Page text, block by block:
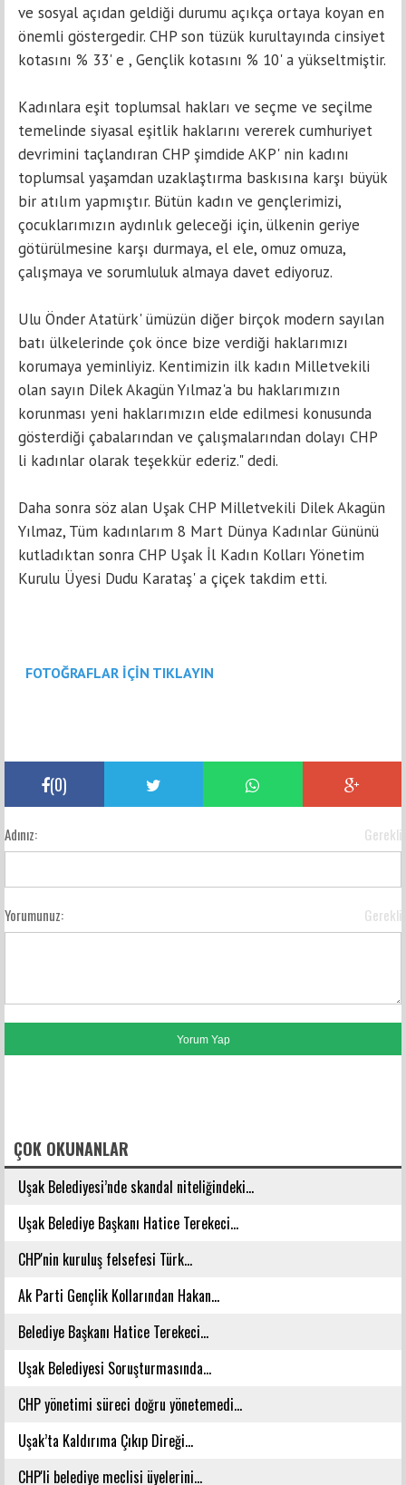
ve sosyal açıdan geldiği durumu açıkça ortaya koyan en
önemli göstergedir. CHP son tüzük kurultayında cinsiyet
kotasını % 33' e , Gençlik kotasını % 10' a yükseltmiştir.
Kadınlara eşit toplumsal hakları ve seçme ve seçilme
temelinde siyasal eşitlik haklarını vererek cumhuriyet
devrimini taçlandıran CHP şimdide AKP' nin kadını
toplumsal yaşamdan uzaklaştırma baskısına karşı büyük
bir atılım yapmıştır. Bütün kadın ve gençlerimizi,
çocuklarımızın aydınlık geleceği için, ülkenin geriye
götürülmesine karşı durmaya, el ele, omuz omuza,
çalışmaya ve sorumluluk almaya davet ediyoruz.
Ulu Önder Atatürk' ümüzün diğer birçok modern sayılan
batı ülkelerinde çok önce bize verdiği haklarımızı
korumaya yeminliyiz. Kentimizin ilk kadın Milletvekili
olan sayın Dilek Akagün Yılmaz'a bu haklarımızın
korunması yeni haklarımızın elde edilmesi konusunda
gösterdiği çabalarından ve çalışmalarından dolayı CHP
li kadınlar olarak teşekkür ederiz." dedi.
Daha sonra söz alan Uşak CHP Milletvekili Dilek Akagün
Yılmaz, Tüm kadınlarım 8 Mart Dünya Kadınlar Gününü
kutladıktan sonra CHP Uşak İl Kadın Kolları Yönetim
Kurulu Üyesi Dudu Karataş' a çiçek takdim etti.
FOTOĞRAFLAR İÇİN TIKLAYIN
(0)
Adınız: Gerekli
Yorumunuz: Gerekli
ÇOK OKUNANLAR
Uşak Belediyesi’nde skandal niteliğindeki...
Uşak Belediye Başkanı Hatice Terekeci...
CHP'nin kuruluş felsefesi Türk...
Ak Parti Gençlik Kollarından Hakan...
Belediye Başkanı Hatice Terekeci...
Uşak Belediyesi Soruşturmasında...
CHP yönetimi süreci doğru yönetemedi...
Uşak’ta Kaldırıma Çıkıp Direği...
CHP'li belediye meclisi üyelerini...